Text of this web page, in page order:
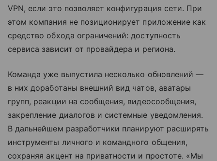
VPN, если это позволяет конфигурация сети. При
этом компания не позиционирует приложение как
средство обхода ограничений: доступность
сервиса зависит от провайдера и региона.
Команда уже выпустила несколько обновлений —
в них доработаны внешний вид чатов, аватары
групп, реакции на сообщения, видеосообщения,
закрепление диалогов и системные уведомления.
В дальнейшем разработчики планируют расширять
инструменты личного и командного общения,
сохраняя акцент на приватности и простоте. «Мы